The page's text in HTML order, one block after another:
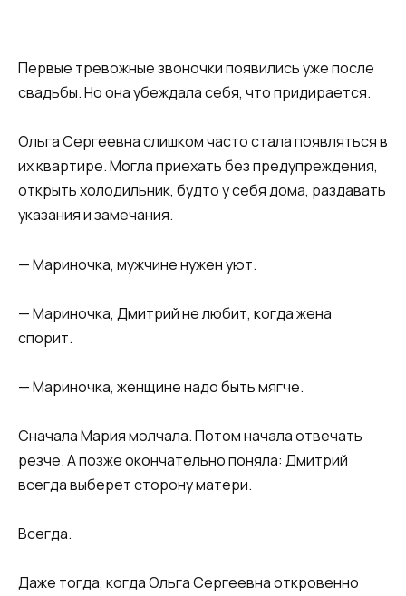
Первые тревожные звоночки появились уже после
свадьбы. Но она убеждала себя, что придирается.
Ольга Сергеевна слишком часто стала появляться в
их квартире. Могла приехать без предупреждения,
открыть холодильник, будто у себя дома, раздавать
указания и замечания.
— Мариночка, мужчине нужен уют.
— Мариночка, Дмитрий не любит, когда жена
спорит.
— Мариночка, женщине надо быть мягче.
Сначала Мария молчала. Потом начала отвечать
резче. А позже окончательно поняла: Дмитрий
всегда выберет сторону матери.
Всегда.
Даже тогда, когда Ольга Сергеевна откровенно